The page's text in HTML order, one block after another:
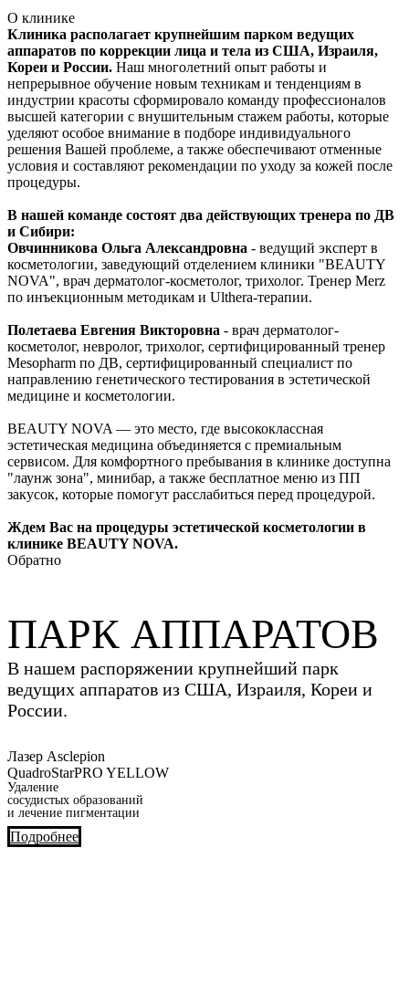
О клинике
Клиника располагает крупнейшим парком ведущих
аппаратов по коррекции лица и тела из США, Израиля,
Кореи и России. Наш многолетний опыт работы и
непрерывное обучение новым техникам и тенденциям в
индустрии красоты сформировало команду профессионалов
высшей категории с внушительным стажем работы, которые
уделяют особое внимание в подборе индивидуального
решения Вашей проблеме, а также обеспечивают отменные
условия и составляют рекомендации по уходу за кожей после
процедуры.
В нашей команде состоят два действующих тренера по ДВ
и Сибири:
Овчинникова Ольга Александровна - ведущий эксперт в
косметологии, заведующий отделением клиники "BEAUTY
NOVA", врач дерматолог-косметолог, трихолог. Тренер Merz
по инъекционным методикам и Ulthera-терапии.
Полетаева Евгения Викторовна - врач дерматолог-
косметолог, невролог, трихолог, сертифицированный тренер
Mesopharm по ДВ, сертифицированный специалист по
направлению генетического тестирования в эстетической
медицине и косметологии.
BEAUTY NOVA — это место, где высококлассная
эстетическая медицина объединяется с премиальным
сервисом. Для комфортного пребывания в клинике доступна
"лаунж зона", минибар, а также бесплатное меню из ПП
закусок, которые помогут расслабиться перед процедурой.
Ждем Вас на процедуры эстетической косметологии в
клинике BEAUTY NOVA.
Обратно
ПАРК АППАРАТОВ
В нашем распоряжении крупнейший парк
ведущих аппаратов из США, Израиля, Кореи и
России.
Лазер Asclepion
QuadroStarPRO YELLOW
Удаление
сосудистых образований
и лечение пигментации
Подробнее